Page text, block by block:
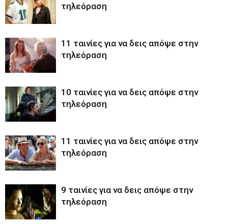
τηλεόραση
11 ταινίες για να δεις απόψε στην
τηλεόραση
10 ταινίες για να δεις απόψε στην
τηλεόραση
11 ταινίες για να δεις απόψε στην
τηλεόραση
9 ταινίες για να δεις απόψε στην
τηλεόραση